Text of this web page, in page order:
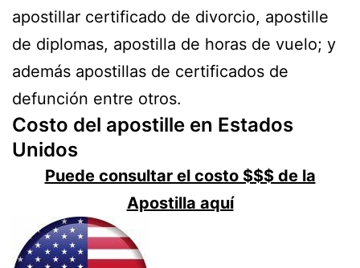
apostillar certificado de divorcio, apostille
de diplomas, apostilla de horas de vuelo; y
además apostillas de certificados de
defunción entre otros.
Costo del apostille en Estados
Unidos
Puede consultar el costo $$$ de la
Apostilla aquí